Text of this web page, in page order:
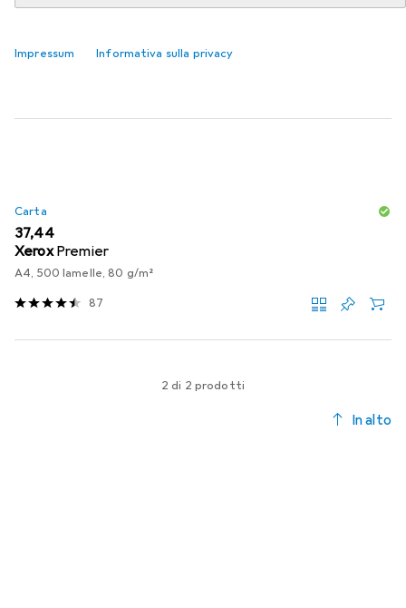
Impressum Informativa sulla privacy
EUR
5,80 da 3 Pezzi
A4, 500 lamelle, 80 g/m²
Carta
EUR
37,44
Xerox Premier
A4, 500 lamelle, 80 g/m²
87
2 di 2 prodotti
In alto